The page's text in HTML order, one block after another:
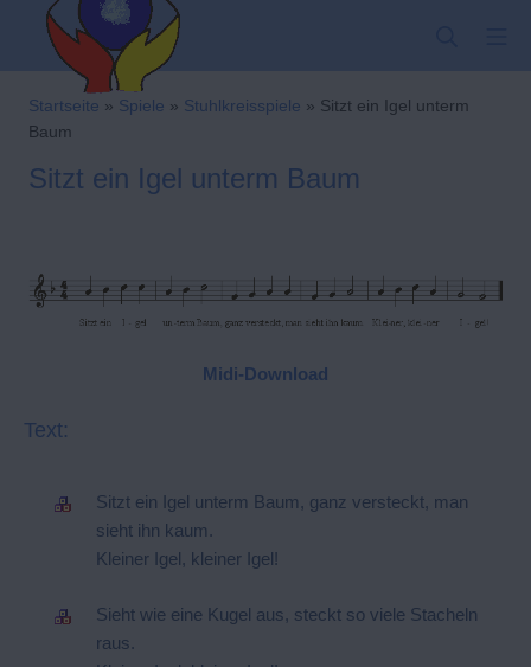
springen
Kindergarten-
Startseite » Spiele » Stuhlkreisspiele » Sitzt ein Igel unterm
Baum
Sitzt ein Igel unterm Baum
Midi-Download
Text:
Sitzt ein Igel unterm Baum, ganz versteckt, man
sieht ihn kaum.
Kleiner Igel, kleiner Igel!
Sieht wie eine Kugel aus, steckt so viele Stacheln
raus.